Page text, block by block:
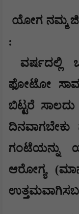
ಯೋಗ ನಮ್ಮ
:
ಫೋಟೋ
ಬಿಟ್ಟರೆ
ಗಂಟೆಯನ್ನು
ಆರೋಗ್ಯ